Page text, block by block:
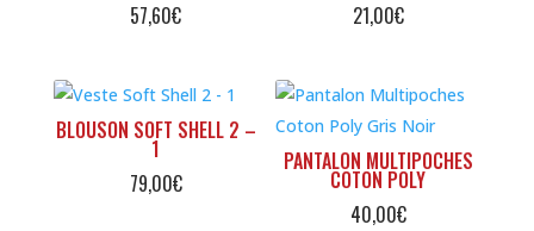
57,60€
21,00€
BLOUSON SOFT SHELL 2 –
1
79,00€
PANTALON MULTIPOCHES
COTON POLY
40,00€